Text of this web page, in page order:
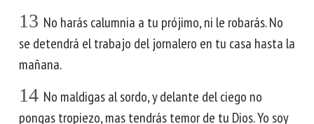
13 No harás calumnia a tu prójimo, ni le robarás. No
se detendrá el trabajo del jornalero en tu casa hasta la
mañana.
14 No maldigas al sordo, y delante del ciego no
pongas tropiezo, mas tendrás temor de tu Dios. Yo soy